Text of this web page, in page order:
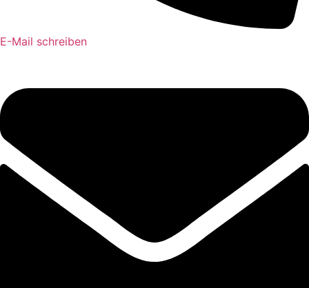
E-Mail schreiben